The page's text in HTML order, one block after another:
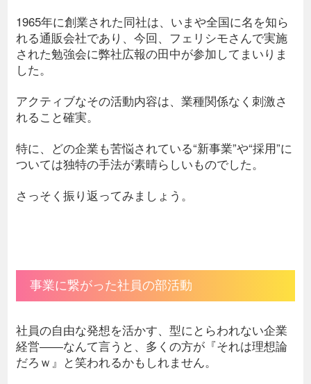
1965年に創業された同社は、いまや全国に名を知ら
れる通販会社であり、今回、フェリシモさんで実施
された勉強会に弊社広報の田中が参加してまいりま
した。
アクティブなその活動内容は、業種関係なく刺激さ
れること確実。
特に、どの企業も苦悩されている“新事業”や“採用”に
ついては独特の手法が素晴らしいものでした。
さっそく振り返ってみましょう。
事業に繋がった社員の部活動
社員の自由な発想を活かす、型にとらわれない企業
経営――なんて言うと、多くの方が『それは理想論
だろｗ』と笑われるかもしれません。